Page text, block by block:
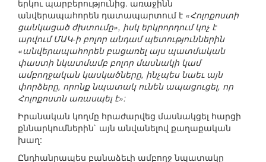
երկու պարբերությունից. առաջինն
անվերապահորեն դատապարտում է «Հոլոքոստի
ցանկացած ժխտումը», իսկ երկրորդում կոչ է
արվում ՄԱԿ-ի բոլոր անդամ պետություններին
«անվերապահորեն բացառել այս պատմական
փաստի նկատմամբ բոլոր մասնակի կամ
ամբողջական կասկածները, ինչպես նաեւ այն
փորձերը, որոնք նպատակ ունեն ապացուցել, որ
Հոլոքոստն առասպել է»:
Իրանական կողմը հրաժարվեց մասնակցել հարցի
քննարկումներին` այն անվանելով քաղաքական
խաղ:
Ընդհանրապես բանաձեւի ամբողջ նպատակը